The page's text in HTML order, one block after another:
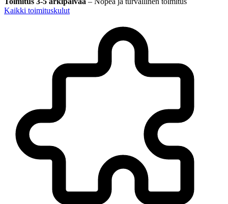
Kaikki toimituskulut